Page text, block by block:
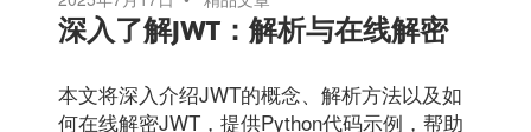
深入了解JWT：解析与在线解密
本文将深入介绍JWT的概念、解析方法以及如
何在线解密JWT，提供Python代码示例，帮助